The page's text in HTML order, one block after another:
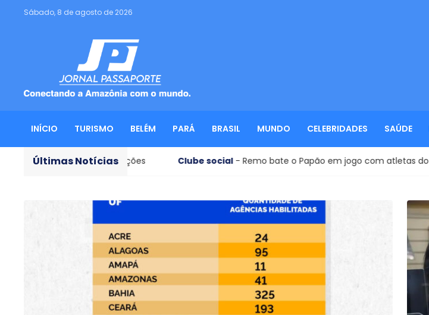
Sábado, 8 de agosto de 2026
INÍCIO TURISMO BELÉM PARÁ BRASIL MUNDO CELEBRIDADES SAÚDE
Últimas Notícias
IA nas eleições Clube social - Remo bate o Papão em jogo com atletas do Cassazum